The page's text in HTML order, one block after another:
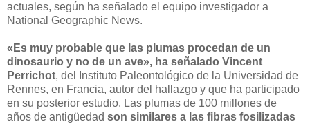
actuales, según ha señalado el equipo investigador a
National Geographic News.
«Es muy probable que las plumas procedan de un
dinosaurio y no de un ave», ha señalado Vincent
Perrichot, del Instituto Paleontológico de la Universidad de
Rennes, en Francia, autor del hallazgo y que ha participado
en su posterior estudio. Las plumas de 100 millones de
años de antigüedad son similares a las fibras fosilizadas